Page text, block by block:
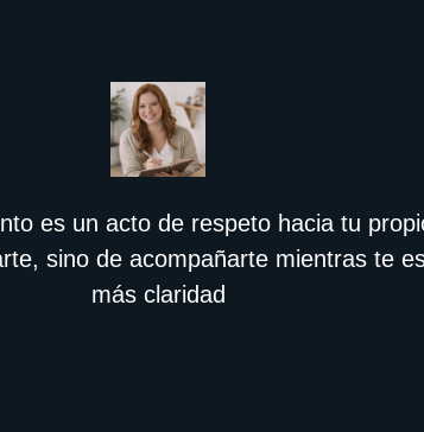
es un acto de respeto hacia tu
sino de acompañarte mientras te
más claridad